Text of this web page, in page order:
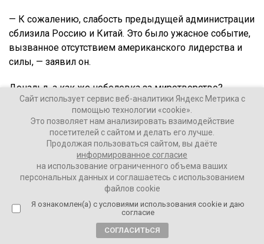
— К сожалению, слабость предыдущей администрации
сблизила Россию и Китай. Это было ужасное событие,
вызванное отсутствием американского лидерства и
силы, — заявил он.
Дональд, а как же нобелевка за миротворство?
Сайт использует сервис веб-аналитики Яндекс Метрика с
помощью технологии «cookie».
Это позволяет нам анализировать взаимодействие
посетителей с сайтом и делать его лучше.
Продолжая пользоваться сайтом, вы даёте
информированное согласие
на использование ограниченного объема ваших
персональных данных и соглашаетесь с использованием
файлов cookie
Я ознакомлен(а) с условиями использования cookie и даю
согласие
СОГЛАСИТЬСЯ